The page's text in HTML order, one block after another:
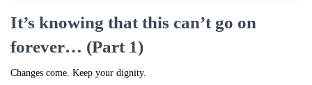
It’s knowing that this can’t go on
forever… (Part 1)
Changes come. Keep your dignity.